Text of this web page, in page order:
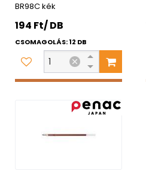
BR98C kék
194 Ft/ DB
CSOMAGOLÁS: 12 DB